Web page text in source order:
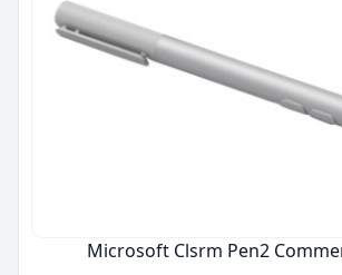
Microsoft Clsrm Pen2